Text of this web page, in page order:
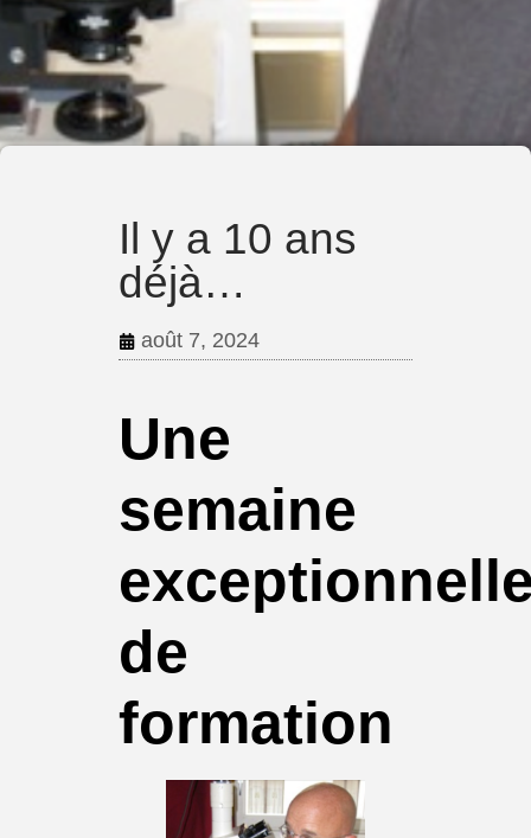
Il y a 10 ans
déjà…
août 7, 2024
Une
semaine
de
formation